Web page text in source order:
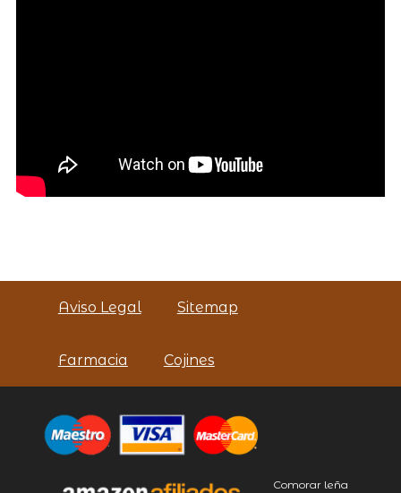
Aviso Legal Sitemap
Farmacia Cojines
Comorar leña